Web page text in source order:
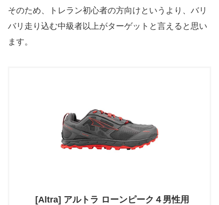
そのため、トレラン初心者の方向けというより、バリ
バリ走り込む中級者以上がターゲットと言えると思い
ます。
[Altra] アルトラ ローンピーク４男性用